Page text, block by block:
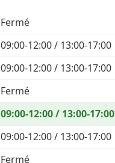
Fermé
09:00-12:00 / 13:00-17:00
09:00-12:00 / 13:00-17:00
Fermé
09:00-12:00 / 13:00-17:00
09:00-12:00 / 13:00-17:00
Fermé